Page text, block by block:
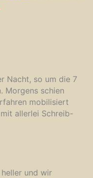
Nacht, so um die 7
Morgens schien
mobilisiert
allerlei Schreib-
und wir